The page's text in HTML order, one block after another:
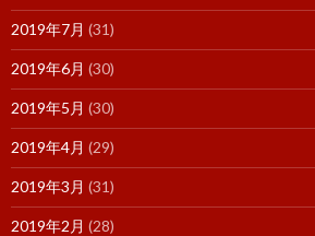
2019年7月 (31)
2019年6月 (30)
2019年5月 (30)
2019年4月 (29)
2019年3月 (31)
2019年2月 (28)